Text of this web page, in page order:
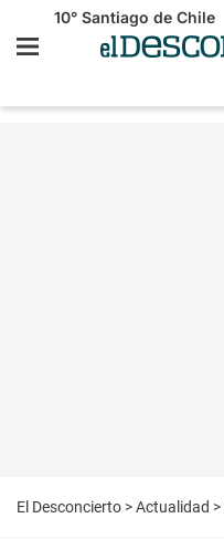
10° Santiago de Chile
El Desconcierto >Actualidad >